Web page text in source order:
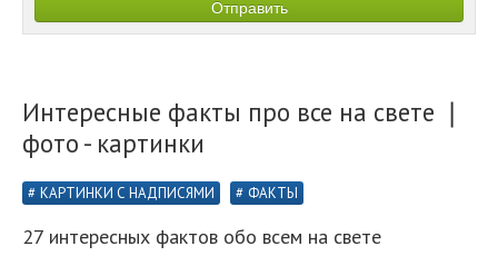
Интересные факты про все на свете ❘
фото - картинки
КАРТИНКИ С НАДПИСЯМИ ФАКТЫ
27 интересных фактов обо всем на свете